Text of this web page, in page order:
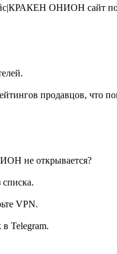
ОНИОН сайт
продавцов, что
не открывается?
списка.
VPN.
Telegram.